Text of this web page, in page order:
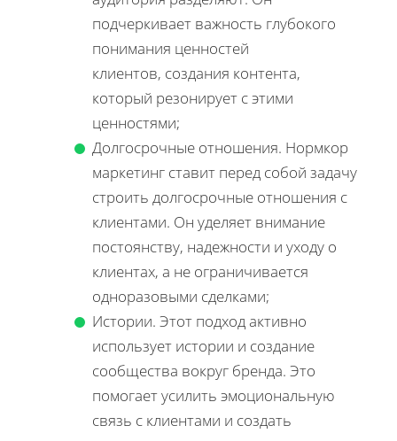
подчеркивает важность глубокого
понимания ценностей
клиентов, создания контента,
который резонирует с этими
ценностями;
Долгосрочные отношения. Нормкор
маркетинг ставит перед собой задачу
строить долгосрочные отношения с
клиентами. Он уделяет внимание
постоянству, надежности и уходу о
клиентах, а не ограничивается
одноразовыми сделками;
Истории. Этот подход активно
использует истории и создание
сообщества вокруг бренда. Это
помогает усилить эмоциональную
связь с клиентами и создать